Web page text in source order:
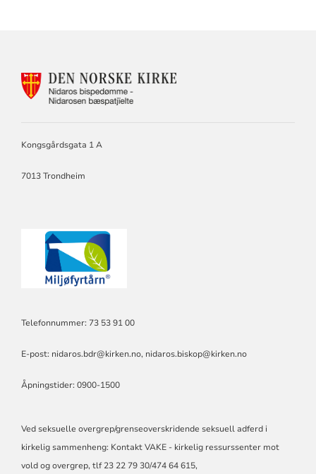
KONTAKTINFORMASJON
Kongsgårdsgata 1 A
7013 Trondheim
Telefonnummer: 73 53 91 00
E-post: nidaros.bdr@kirken.no, nidaros.biskop@kirken.no
Åpningstider: 0900-1500
Ved seksuelle overgrep/grenseoverskridende seksuell adferd i
kirkelig sammenheng: Kontakt VAKE - kirkelig ressurssenter mot
vold og overgrep, tlf 23 22 79 30/474 64 615,